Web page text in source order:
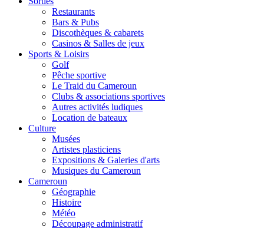
Restaurants
Bars & Pubs
Discothèques & cabarets
Casinos & Salles de jeux
Sports & Loisirs
Golf
Pêche sportive
Le Traid du Cameroun
Clubs & associations sportives
Autres activités ludiques
Location de bateaux
Culture
Musées
Artistes plasticiens
Expositions & Galeries d'arts
Musiques du Cameroun
Cameroun
Géographie
Histoire
Météo
Découpage administratif